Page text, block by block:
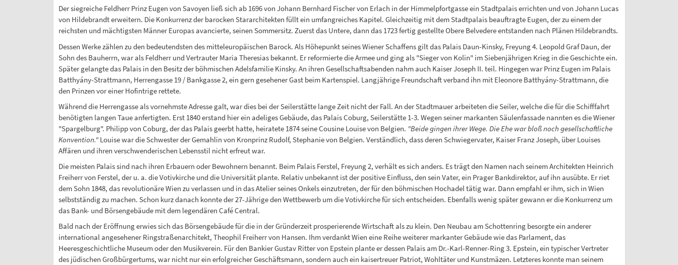
Der siegreiche Feldherr Prinz Eugen von Savoyen ließ sich ab 1696 von Johann Bernhard Fischer von Erlach in der Himmelpfortgasse ein Stadtpalais errichten und von Johann Lucas
von Hildebrandt erweitern. Die Konkurrenz der barocken Stararchitekten füllt ein umfangreiches Kapitel. Gleichzeitig mit dem Stadtpalais beauftragte Eugen, der zu einem der
reichsten und mächtigsten Männer Europas avancierte, seinen Sommersitz. Zuerst das Untere, dann das 1723 fertig gestellte Obere Belvedere entstanden nach Plänen Hildebrandts.
Dessen Werke zählen zu den bedeutendsten des mitteleuropäischen Barock. Als Höhepunkt seines Wiener Schaffens gilt das Palais Daun-Kinsky, Freyung 4. Leopold Graf Daun, der
Sohn des Bauherrn, war als Feldherr und Vertrauter Maria Theresias bekannt. Er reformierte die Armee und ging als "Sieger von Kolin" im Siebenjährigen Krieg in die Geschichte ein.
Später gelangte das Palais in den Besitz der böhmischen Adelsfamilie Kinsky. An ihren Gesellschaftsabenden nahm auch Kaiser Joseph II. teil. Hingegen war Prinz Eugen im Palais
Batthyány-Strattmann, Herrengasse 19 / Bankgasse 2, ein gern gesehener Gast beim Kartenspiel. Langjährige Freundschaft verband ihn mit Eleonore Batthyány-Strattmann, die
den Prinzen vor einer Hofintrige rettete.
Während die Herrengasse als vornehmste Adresse galt, war dies bei der Seilerstätte lange Zeit nicht der Fall. An der Stadtmauer arbeiteten die Seiler, welche die für die Schifffahrt
benötigten langen Taue anfertigten. Erst 1840 erstand hier ein adeliges Gebäude, das Palais Coburg, Seilerstätte 1-3. Wegen seiner markanten Säulenfassade nannten es die Wiener
"Spargelburg". Philipp von Coburg, der das Palais geerbt hatte, heiratete 1874 seine Cousine Louise von Belgien. "Beide gingen ihrer Wege. Die Ehe war bloß noch gesellschaftliche
Konvention." Louise war die Schwester der Gemahlin von Kronprinz Rudolf, Stephanie von Belgien. Verständlich, dass deren Schwiegervater, Kaiser Franz Joseph, über Louises
Affären und ihren verschwenderischen Lebensstil nicht erfreut war.
Die meisten Palais sind nach ihren Erbauern oder Bewohnern benannt. Beim Palais Ferstel, Freyung 2, verhält es sich anders. Es trägt den Namen nach seinem Architekten Heinrich
Freiherr von Ferstel, der u. a. die Votivkirche und die Universität plante. Relativ unbekannt ist der positive Einfluss, den sein Vater, ein Prager Bankdirektor, auf ihn ausübte. Er riet
dem Sohn 1848, das revolutionäre Wien zu verlassen und in das Atelier seines Onkels einzutreten, der für den böhmischen Hochadel tätig war. Dann empfahl er ihm, sich in Wien
selbstständig zu machen. Schon kurz danach konnte der 27-Jährige den Wettbewerb um die Votivkirche für sich entscheiden. Ebenfalls wenig später gewann er die Konkurrenz um
das Bank- und Börsengebäude mit dem legendären Café Central.
Bald nach der Eröffnung erwies sich das Börsengebäude für die in der Gründerzeit prosperierende Wirtschaft als zu klein. Den Neubau am Schottenring besorgte ein anderer
international angesehener Ringstraßenarchitekt, Theophil Freiherr von Hansen. Ihm verdankt Wien eine Reihe weiterer markanter Gebäude wie das Parlament, das
Heeresgeschichtliche Museum oder den Musikverein. Für den Bankier Gustav Ritter von Epstein plante er dessen Palais am Dr.-Karl-Renner-Ring 3. Epstein, ein typischer Vertreter
des jüdischen Großbürgertums, war nicht nur ein erfolgreicher Geschäftsmann, sondern auch ein kaisertreuer Patriot, Wohltäter und Kunstmäzen. Letzteres konnte man seinem